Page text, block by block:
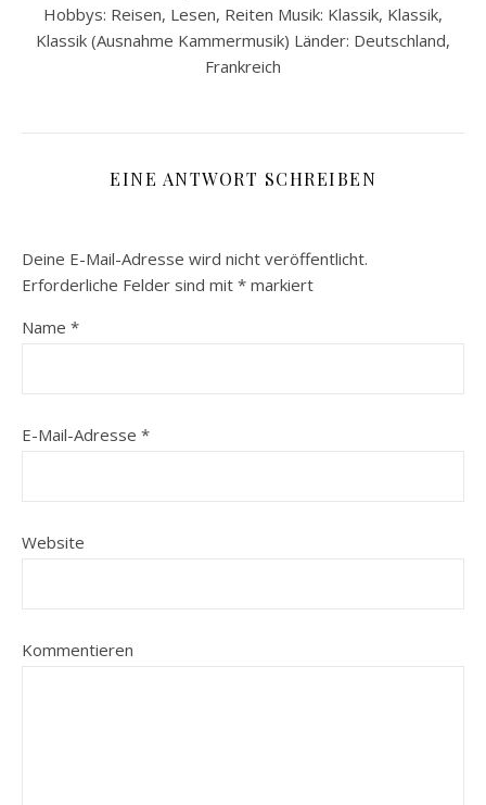
Hobbys: Reisen, Lesen, Reiten Musik: Klassik, Klassik,
Klassik (Ausnahme Kammermusik) Länder: Deutschland,
Frankreich
EINE ANTWORT SCHREIBEN
Deine E-Mail-Adresse wird nicht veröffentlicht.
Erforderliche Felder sind mit * markiert
Name *
E-Mail-Adresse *
Website
Kommentieren